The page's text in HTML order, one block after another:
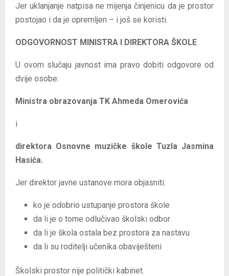
Jer uklanjanje natpisa ne mijenja činjenicu da je prostor
postojao i da je opremljen – i još se koristi.
ODGOVORNOST MINISTRA I DIREKTORA ŠKOLE
U ovom slučaju javnost ima pravo dobiti odgovore od
dvije osobe:
Ministra obrazovanja TK Ahmeda Omerovića
i
direktora Osnovne muzičke škole Tuzla Jasmina
Hasića.
Jer direktor javne ustanove mora objasniti:
ko je odobrio ustupanje prostora škole
da li je o tome odlučivao školski odbor
da li je škola ostala bez prostora za nastavu
da li su roditelji učenika obaviješteni
Školski prostor nije politički kabinet.